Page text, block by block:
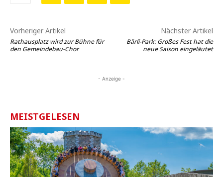
Vorheriger Artikel
Rathausplatz wird zur Bühne für
den Gemeindebau-Chor
Nächster Artikel
Bärli-Park: Großes Fest hat die
neue Saison eingeläutet
- Anzeige -
MEISTGELESEN